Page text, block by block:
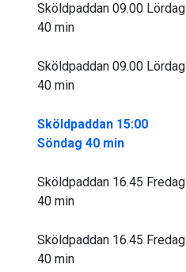
Sköldpaddan 09.00 Lördag
40 min
Sköldpaddan 09.00 Lördag
40 min
Sköldpaddan 15:00
Söndag 40 min
Sköldpaddan 16.45 Fredag
40 min
Sköldpaddan 16.45 Fredag
40 min